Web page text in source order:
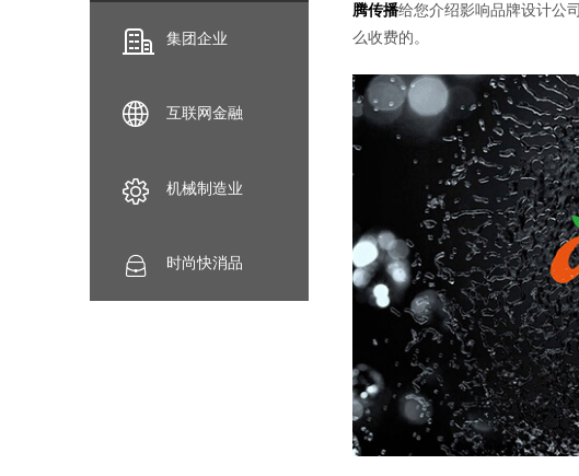
集团企业
互联网金融
机械制造业
时尚快消品
腾传播给您介绍影响品牌设计公司
么收费的。